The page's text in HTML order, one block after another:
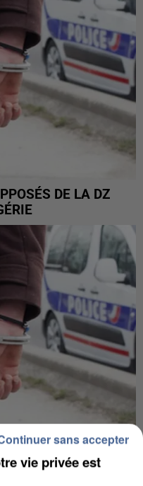
DE LA DZ
MAFIA
vie privée est
sans accepter